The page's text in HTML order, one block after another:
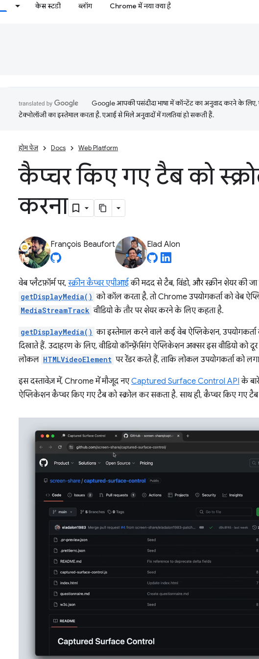
केस स्टडी ब्लॉग Chrome में नया क्या है
Google आपकी पसंदीदा भाषा में कॉन्टेंट का अनुवाद करने के
टेक्नोलॉजी का इस्तेमाल करता है. एआई से मिले अनुवादों में गलतियां हो सकती हैं.
होम पेज Docs Web Platform
कैप्चर किए गए टैब को
करना
François Beaufort Elad Alon
वेब प्लैटफ़ॉर्म पर, स्क्रीन कैप्चर एपीआईकी मदद से टैब, विंडो, और स्क्रीन शेयर की
getDisplayMedia() को कॉल करता है, तो Chrome उपयोगकर्ता को वेब
MediaStreamTrack वीडियो के तौर पर शेयर करने के लिए कहता है.
getDisplayMedia() का इस्तेमाल करने वाले कई वेब ऐप्लिकेशन,
दिखाते हैं. उदाहरण के लिए, वीडियो कॉन्फ़्रेंसिंग ऐप्लिकेशन अक्सर इस वीडियो को
लोकल HTMLVideoElement पर रेंडर करते हैं, ताकि लोकल उपयोगकर्ता को
इस दस्तावेज़ में, Chrome में मौजूद नएCaptured Surface Control API के
ऐप्लिकेशन कैप्चर किए गए टैब को स्क्रोल कर सकता है. साथ ही, कैप्चर किए